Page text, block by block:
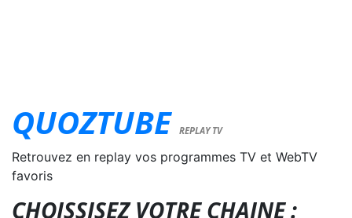
QUOZTUBE REPLAY TV
Retrouvez en replay vos programmes TV et WebTV
favoris
CHOISSISEZ VOTRE CHAINE :